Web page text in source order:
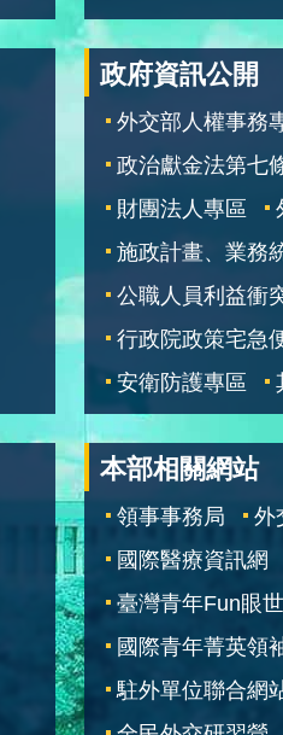
政府資訊公開
外交部人權事務
政治獻金法第七
財團法人專區
施政計畫、業務
公職人員利益衝
行政院政策宅急
安衛防護專區
本部相關網站
領事事務局 外
國際醫療資訊網
臺灣青年Fun眼
國際青年菁英領
駐外單位聯合網